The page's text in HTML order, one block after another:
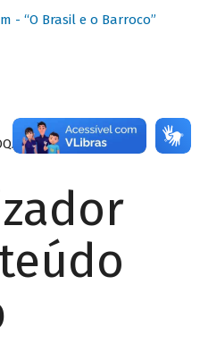
- “O Brasil e o Barroco”